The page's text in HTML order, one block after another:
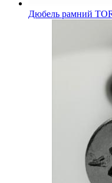
Дюбель рамний